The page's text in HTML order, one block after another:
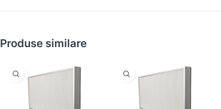
Produse similare